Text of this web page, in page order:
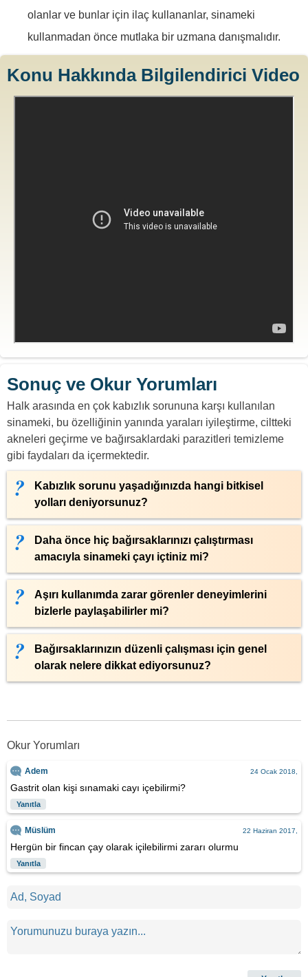
olanlar ve bunlar için ilaç kullananlar, sinameki
kullanmadan önce mutlaka bir uzmana danışmalıdır.
Konu Hakkında Bilgilendirici Video
Sonuç ve Okur Yorumları
Halk arasında en çok kabızlık sorununa karşı kullanılan
sinameki, bu özelliğinin yanında yaraları iyileştirme, ciltteki
akneleri geçirme ve bağırsaklardaki parazitleri temizleme
gibi faydaları da içermektedir.
Kabızlık sorunu yaşadığınızda hangi bitkisel
yolları deniyorsunuz?
Daha önce hiç bağırsaklarınızı çalıştırması
amacıyla sinameki çayı içtiniz mi?
Aşırı kullanımda zarar görenler deneyimlerini
bizlerle paylaşabilirler mi?
Bağırsaklarınızın düzenli çalışması için genel
olarak nelere dikkat ediyorsunuz?
Okur Yorumları
Adem 24 Ocak 2018,
Gastrit olan kişi sınamaki cayı içebilirmi?
Yanıtla
Müslüm 22 Haziran 2017,
Hergün bir fincan çay olarak içilebilirmi zararı olurmu
Yanıtla